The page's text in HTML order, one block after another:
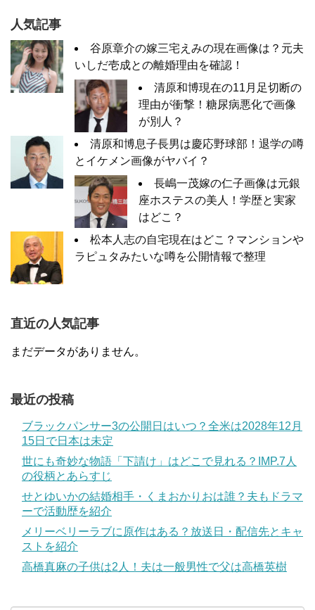
人気記事
谷原章介の嫁三宅えみの現在画像は？元夫
いしだ壱成との離婚理由を確認！
清原和博現在の11月足切断の
理由が衝撃！糖尿病悪化で画像
が別人？
清原和博息子長男は慶応野球部！退学の噂
とイケメン画像がヤバイ？
長嶋一茂嫁の仁子画像は元銀
座ホステスの美人！学歴と実家
はどこ？
松本人志の自宅現在はどこ？マンションや
ラピュタみたいな噂を公開情報で整理
直近の人気記事
まだデータがありません。
最近の投稿
ブラックパンサー3の公開日はいつ？全米は2028年12月
15日で日本は未定
世にも奇妙な物語「下請け」はどこで見れる？IMP.7人
の役柄とあらすじ
せとゆいかの結婚相手・くまおかりおは誰？夫もドラマ
ーで活動歴を紹介
メリーベリーラブに原作はある？放送日・配信先とキャ
ストを紹介
高橋真麻の子供は2人！夫は一般男性で父は高橋英樹